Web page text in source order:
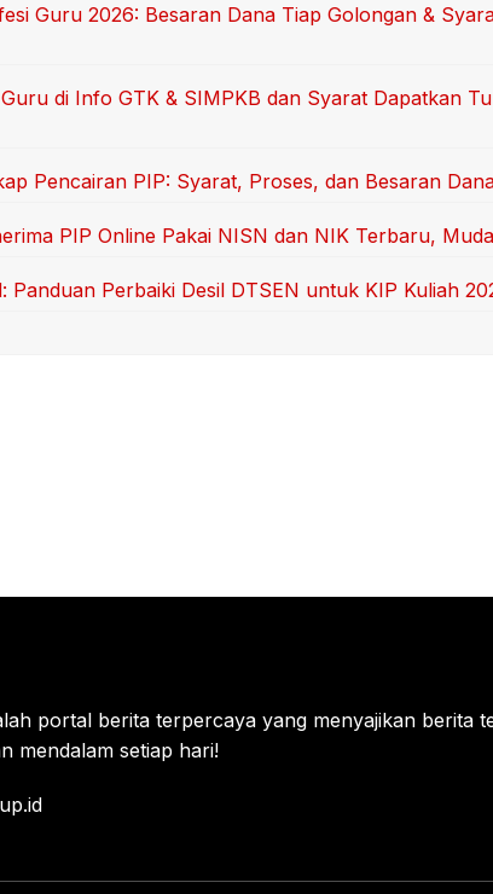
Guru 2026: Besaran Dana Tiap Golongan &
di Info GTK & SIMPKB dan Syarat Dapatkan
Pencairan PIP: Syarat, Proses, dan Besaran
PIP Online Pakai NISN dan NIK Terbaru,
Panduan Perbaiki Desil DTSEN untuk KIP Kuliah
portal berita terpercaya yang menyajikan berita
mendalam setiap hari!